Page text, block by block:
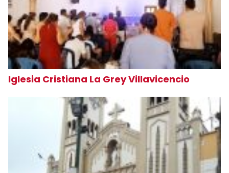
Iglesia Cristiana La Grey Villavicencio